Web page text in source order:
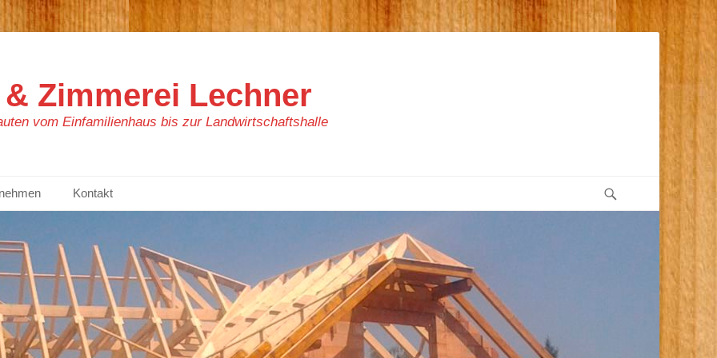
Zimmerei Lechner
vom Einfamilienhaus bis zur Landwirtschaftshalle
Kontakt